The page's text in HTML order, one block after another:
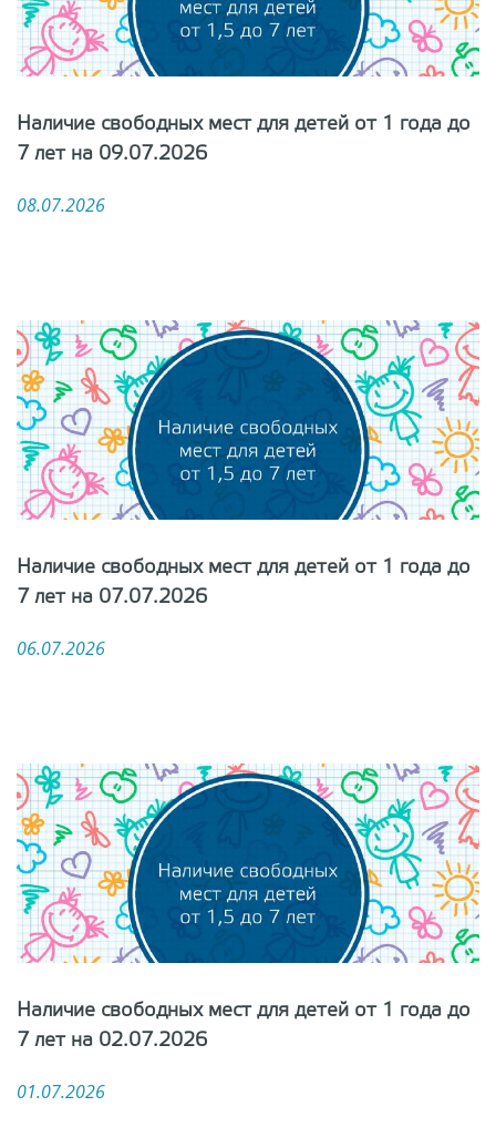
Наличие свободных мест для детей от 1 года до
7 лет на 09.07.2026
08.07.2026
Наличие свободных мест для детей от 1 года до
7 лет на 07.07.2026
06.07.2026
Наличие свободных мест для детей от 1 года до
7 лет на 02.07.2026
01.07.2026